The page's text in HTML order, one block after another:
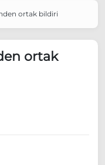
ziyaret edecek
kararı aldı
ortak bildiri
ortak